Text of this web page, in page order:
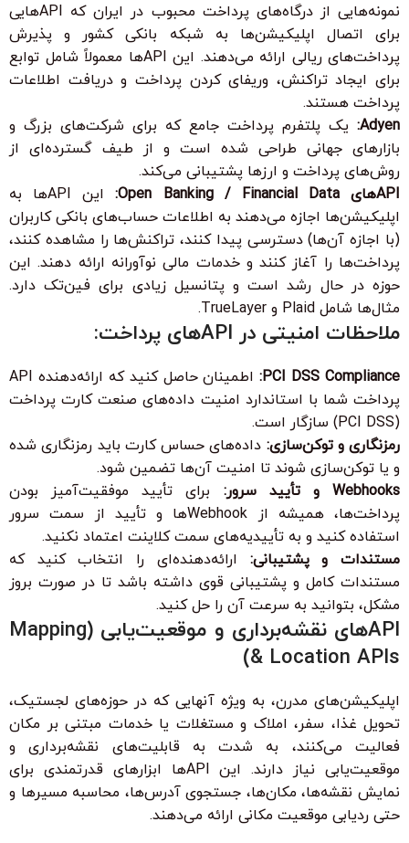
نمونه‌هایی از درگاه‌های پرداخت محبوب در ایران که APIهایی
برای اتصال اپلیکیشن‌ها به شبکه بانکی کشور و پذیرش
پرداخت‌های ریالی ارائه می‌دهند. این APIها معمولاً شامل توابع
برای ایجاد تراکنش، وریفای کردن پرداخت و دریافت اطلاعات
پرداخت هستند.
Adyen: یک پلتفرم پرداخت جامع که برای شرکت‌های بزرگ و
بازارهای جهانی طراحی شده است و از طیف گسترده‌ای از
روش‌های پرداخت و ارزها پشتیبانی می‌کند.
APIهای Open Banking / Financial Data:
این APIها به
اپلیکیشن‌ها اجازه می‌دهند به اطلاعات حساب‌های بانکی کاربران
(با اجازه آن‌ها) دسترسی پیدا کنند، تراکنش‌ها را مشاهده کنند،
پرداخت‌ها را آغاز کنند و خدمات مالی نوآورانه ارائه دهند. این
حوزه در حال رشد است و پتانسیل زیادی برای فین‌تک دارد.
مثال‌ها شامل Plaid و TrueLayer.
ملاحظات امنیتی در APIهای پرداخت:
PCI DSS Compliance:
اطمینان حاصل کنید که ارائه‌دهنده API
پرداخت شما با استاندارد امنیت داده‌های صنعت کارت پرداخت
(PCI DSS) سازگار است.
رمزنگاری و توکن‌سازی: داده‌های حساس کارت باید رمزنگاری شده
و یا توکن‌سازی شوند تا امنیت آن‌ها تضمین شود.
Webhooks و تأیید سرور:
برای تأیید موفقیت‌آمیز بودن
پرداخت‌ها، همیشه از Webhookها و تأیید از سمت سرور
استفاده کنید و به تأییدیه‌های سمت کلاینت اعتماد نکنید.
مستندات و پشتیبانی: ارائه‌دهنده‌ای را انتخاب کنید که
مستندات کامل و پشتیبانی قوی داشته باشد تا در صورت بروز
مشکل، بتوانید به سرعت آن را حل کنید.
APIهای نقشه‌برداری و موقعیت‌یابی (Mapping
& Location APIs)
اپلیکیشن‌های مدرن، به ویژه آنهایی که در حوزه‌های لجستیک،
تحویل غذا، سفر، املاک و مستغلات یا خدمات مبتنی بر مکان
فعالیت می‌کنند، به شدت به قابلیت‌های نقشه‌برداری و
موقعیت‌یابی نیاز دارند. این APIها ابزارهای قدرتمندی برای
نمایش نقشه‌ها، مکان‌ها، جستجوی آدرس‌ها، محاسبه مسیرها و
حتی ردیابی موقعیت مکانی ارائه می‌دهند.